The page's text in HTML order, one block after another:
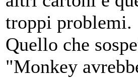
troppi problemi.
Quello che
"Monkey